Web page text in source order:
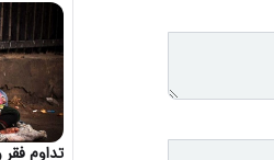
تداوم فقر